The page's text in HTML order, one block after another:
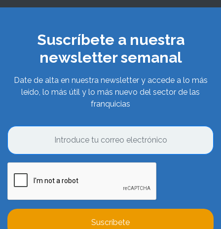
Suscríbete a nuestra
newsletter semanal
Date de alta en nuestra newsletter y accede a lo más
leído, lo más útil y lo más nuevo del sector de las
franquicias
Suscríbete